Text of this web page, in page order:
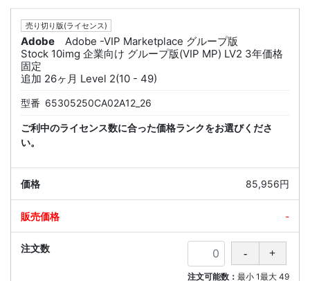
売り切り版(ライセンス)
Adobe
Adobe -VIP Marketplace グループ版
Stock 10img 企業向け グループ版(VIP MP) LV2 3年価格
固定
追加 26ヶ月 Level 2(10 - 49)
型番 65305250CA02A12_26
ご利中のライセンス数に合った価格ランクをお選びくださ
い。
85,956円
-
注文可能数： 最小 1最大 49